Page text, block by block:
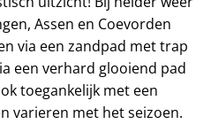
Assen en Coevorden
via een zandpad met trap
een verhard glooiend pad
toegankelijk met een
varieren met het seizoen.